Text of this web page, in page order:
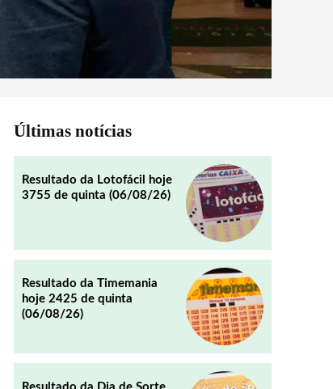
Últimas notícias
Resultado da Lotofácil hoje
3755 de quinta (06/08/26)
Resultado da Timemania
hoje 2425 de quinta
(06/08/26)